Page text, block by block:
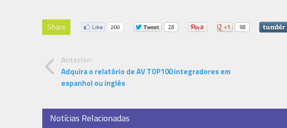
Share
Anterior:
Adquira o relatório de AV TOP100 integradores em
espanhol ou inglês
Notícias Relacionadas